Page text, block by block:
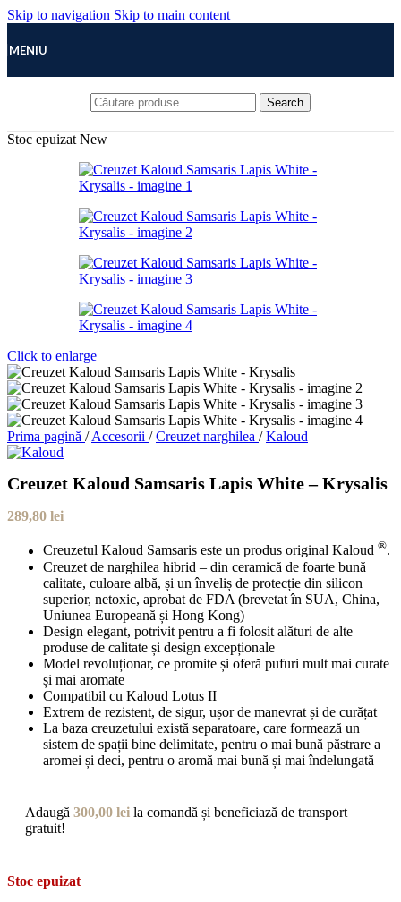
Skip to navigation Skip to main content
MENIU
Search
Stoc epuizat New
Click to enlarge
Prima pagină / Accesorii / Creuzet narghilea / Kaloud
Creuzet Kaloud Samsaris Lapis White – Krysalis
289,80 lei
Creuzetul Kaloud Samsaris este un produs original Kaloud ®.
Creuzet de narghilea hibrid – din ceramică de foarte bună
calitate, culoare albă, și un înveliș de protecție din silicon
superior, netoxic, aprobat de FDA (brevetat în SUA, China,
Uniunea Europeană și Hong Kong)
Design elegant, potrivit pentru a fi folosit alături de alte
produse de calitate și design excepționale
Model revoluționar, ce promite și oferă pufuri mult mai curate
și mai aromate
Compatibil cu Kaloud Lotus II
Extrem de rezistent, de sigur, ușor de manevrat și de curățat
La baza creuzetului există separatoare, care formează un
sistem de spații bine delimitate, pentru o mai bună păstrare a
aromei și deci, pentru o aromă mai bună și mai îndelungată
Adaugă 300,00 lei la comandă și beneficiază de transport
gratuit!
Stoc epuizat